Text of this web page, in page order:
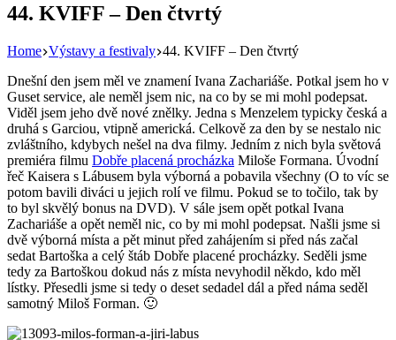
44. KVIFF – Den čtvrtý
Home Výstavy a festivaly 44. KVIFF – Den čtvrtý
Dnešní den jsem měl ve znamení Ivana Zachariáše. Potkal jsem ho v
Guset service, ale neměl jsem nic, na co by se mi mohl podepsat.
Viděl jsem jeho dvě nové znělky. Jedna s Menzelem typicky česká a
druhá s Garciou, vtipně americká. Celkově za den by se nestalo nic
zvláštního, kdybych nešel na dva filmy. Jedním z nich byla světová
premiéra filmu Dobře placená procházka Miloše Formana. Úvodní
řeč Kaisera s Lábusem byla výborná a pobavila všechny (O to víc se
potom bavili diváci u jejich rolí ve filmu. Pokud se to točilo, tak by
to byl skvělý bonus na DVD). V sále jsem opět potkal Ivana
Zachariáše a opět neměl nic, co by mi mohl podepsat. Našli jsme si
dvě výborná místa a pět minut před zahájením si před nás začal
sedat Bartoška a celý štáb Dobře placené procházky. Seděli jsme
tedy za Bartoškou dokud nás z místa nevyhodil někdo, kdo měl
lístky. Přesedli jsme si tedy o deset sedadel dál a před náma seděl
samotný Miloš Forman. 🙂